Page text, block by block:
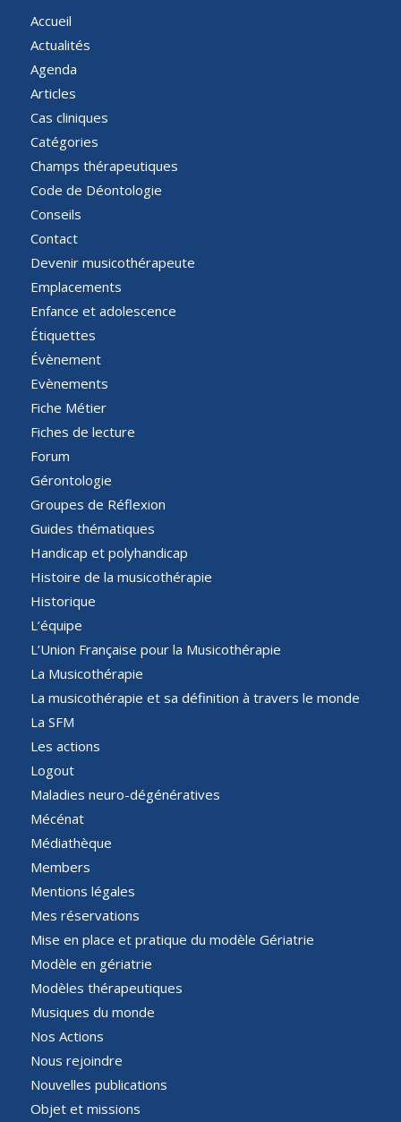
Accueil
Actualités
Agenda
Articles
Cas cliniques
Catégories
Champs thérapeutiques
Code de Déontologie
Conseils
Contact
Devenir musicothérapeute
Emplacements
Enfance et adolescence
Étiquettes
Évènement
Evènements
Fiche Métier
Fiches de lecture
Forum
Gérontologie
Groupes de Réflexion
Guides thématiques
Handicap et polyhandicap
Histoire de la musicothérapie
Historique
L’équipe
L’Union Française pour la Musicothérapie
La Musicothérapie
La musicothérapie et sa définition à travers le monde
La SFM
Les actions
Logout
Maladies neuro-dégénératives
Mécénat
Médiathèque
Members
Mentions légales
Mes réservations
Mise en place et pratique du modèle Gériatrie
Modèle en gériatrie
Modèles thérapeutiques
Musiques du monde
Nos Actions
Nous rejoindre
Nouvelles publications
Objet et missions